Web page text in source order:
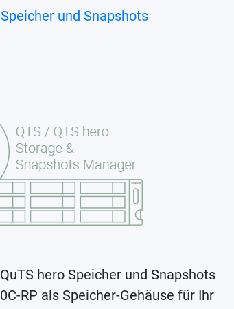
Speicher und Snapshots
hero Speicher und Snapshots
RP als Speicher-Gehäuse für Ihr